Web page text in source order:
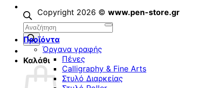
Αναζήτηση
προϊόντων
Καλάθι
Copyright 2026 © www.pen-store.gr
Προϊόντα
Όργανα γραφής
Πένες
Calligraphy & Fine Arts
Στυλό Διαρκείας